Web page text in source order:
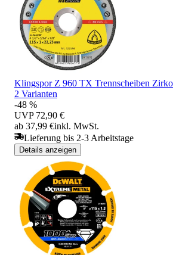
Klingspor Z 960 TX Trennscheiben
2 Varianten
-48 %
UVP 72,90 €
ab 37,99 €inkl. MwSt.
Lieferung bis 2-3 Arbeitstage
Details anzeigen